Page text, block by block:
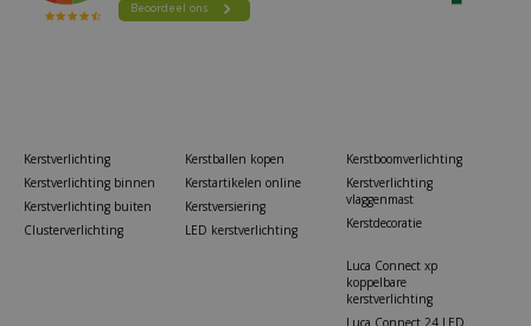
Kerstverlichting
Kerstverlichting binnen
Kerstverlichting buiten
Clusterverlichting
Kerstballen kopen
Kerstartikelen online
Kerstversiering
LED kerstverlichting
Kerstboomverlichting
Kerstverlichting
vlaggenmast
Kerstdecoratie
Luca Connect xp
koppelbare
kerstverlichting
Luca Connect 24 LED